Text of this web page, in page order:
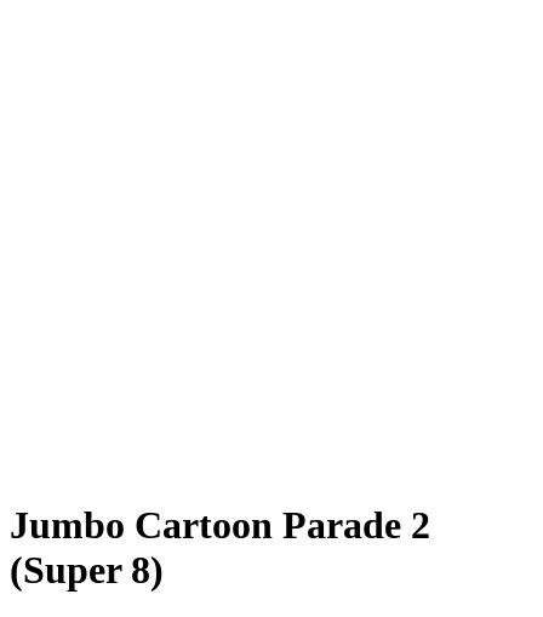
Jumbo Cartoon Parade 2
(Super 8)